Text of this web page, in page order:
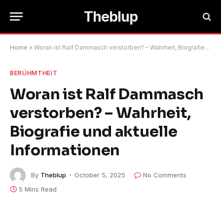
Theblup
Home » Woran ist Ralf Dammasch verstorben? – Wahrheit, Biografie und aktuelle Informationen
BERÜHMTHEIT
Woran ist Ralf Dammasch
verstorben? – Wahrheit,
Biografie und aktuelle
Informationen
By Theblup October 5, 2025
No Comments
5 Mins Read